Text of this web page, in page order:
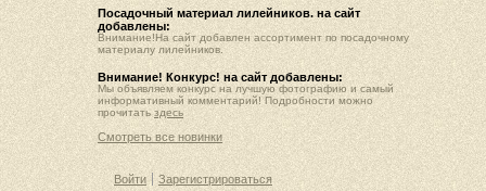
Посадочный материал лилейников. на сайт
добавлены:
Внимание!На сайт добавлен ассортимент по посадочному
материалу лилейников.
Внимание! Конкурс! на сайт добавлены:
Мы объявляем конкурс на лучшую фотографию и самый
информативный комментарий! Подробности можно
прочитать здесь
Смотреть все новинки
Войти Зарегистрироваться